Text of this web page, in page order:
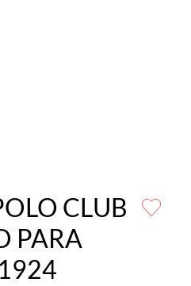
CLUB
PARA